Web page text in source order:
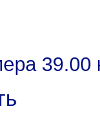
39.00